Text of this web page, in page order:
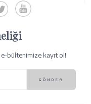
bültenimize kayıt ol!